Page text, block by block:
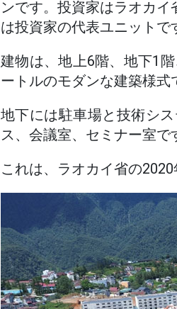
ンです。投資家はラオカ
は投資家の代表ユニットで
建物は、地上6階、地下1
ートルのモダンな建築様式
地下には駐車場と技術シ
ス、会議室、セミナー室で
これは、ラオカイ省の